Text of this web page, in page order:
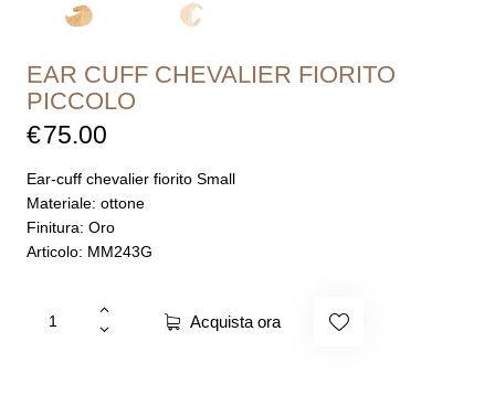
EAR CUFF CHEVALIER FIORITO
PICCOLO
€75.00
Ear-cuff chevalier fiorito Small
Materiale: ottone
Finitura: Oro
Articolo: MM243G
Acquista ora